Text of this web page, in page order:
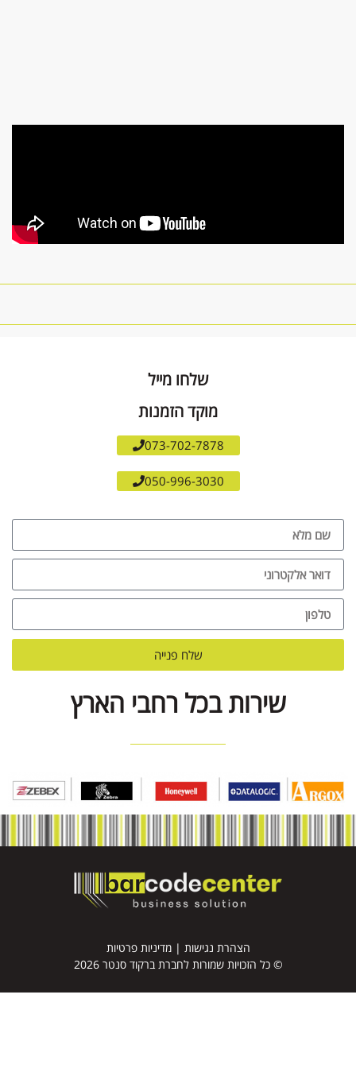
שלחו מייל
מוקד הזמנות
073-702-7878
050-996-3030
שלח פנייה
שירות בכל רחבי הארץ
הצהרת נגישות |מדיניות פרטיות
© כל הזכויות שמורות לחברת ברקוד סנטר 2026